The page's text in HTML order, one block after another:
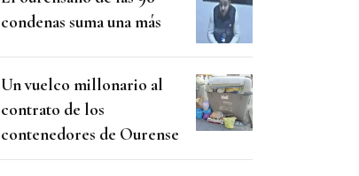
condenas suma una más
Un vuelco millonario al
contrato de los
contenedores de Ourense